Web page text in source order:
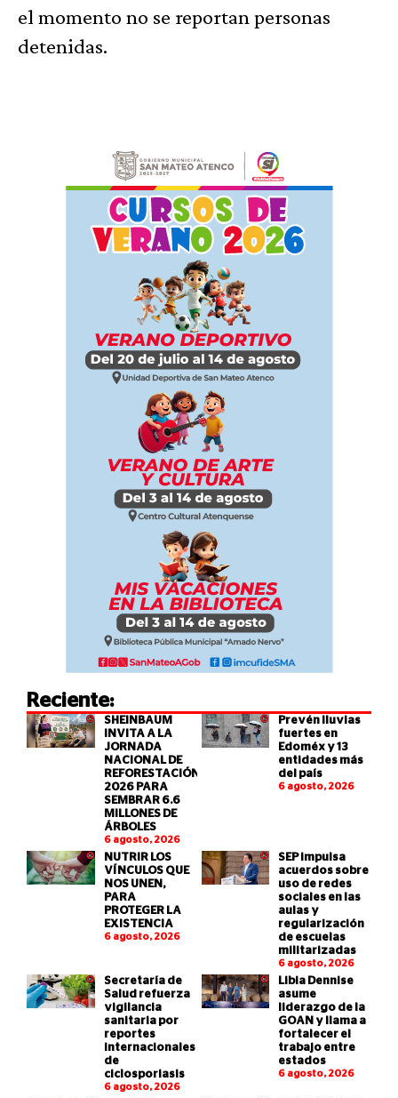
el momento no se reportan personas
detenidas.
Reciente:
SHEINBAUM
INVITA A LA
JORNADA
NACIONAL DE
REFORESTACIÓN
2026 PARA
SEMBRAR 6.6
MILLONES DE
ÁRBOLES
6 agosto, 2026
Prevén lluvias
fuertes en
Edoméx y 13
entidades más
del país
6 agosto, 2026
NUTRIR LOS
VÍNCULOS QUE
NOS UNEN,
PARA
PROTEGER LA
EXISTENCIA
6 agosto, 2026
SEP impulsa
acuerdos sobre
uso de redes
sociales en las
aulas y
regularización
de escuelas
militarizadas
6 agosto, 2026
Secretaría de
Salud refuerza
vigilancia
sanitaria por
reportes
internacionales
de
ciclosporiasis
6 agosto, 2026
Libia Dennise
asume
liderazgo de la
GOAN y llama a
fortalecer el
trabajo entre
estados
6 agosto, 2026